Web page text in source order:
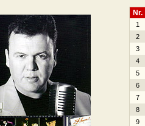
Nr.
1
2
3
4
5
6
7
8
9